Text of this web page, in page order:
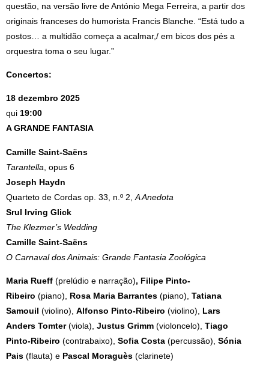
questão, na versão livre de António Mega Ferreira, a partir dos
originais franceses do humorista Francis Blanche. “Está tudo a
postos… a multidão começa a acalmar,/ em bicos dos pés a
orquestra toma o seu lugar.”
Concertos:
18 dezembro 2025
qui 19:00
A GRANDE FANTASIA
Camille Saint-Saëns
Tarantella , opus 6
Joseph Haydn
Quarteto de Cordas op. 33, n.º 2, A Anedota
Srul Irving Glick
The Klezmer’s Wedding
Camille Saint-Saëns
O Carnaval dos Animais: Grande Fantasia Zoológica
Maria Rueff (prelúdio e narração), Filipe Pinto-
Ribeiro (piano), Rosa Maria Barrantes (piano), Tatiana
Samouil (violino), Alfonso Pinto-Ribeiro (violino), Lars
Anders Tomter(viola), Justus Grimm (violoncelo), Tiago
Pinto-Ribeiro (contrabaixo), Sofia Costa (percussão), Sónia
Pais (flauta) e Pascal Moraguès (clarinete)